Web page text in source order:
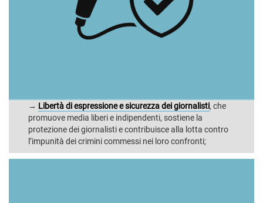
→ Libertà di espressione e sicurezza dei giornalisti, che
promuove media liberi e indipendenti, sostiene la
protezione dei giornalisti e contribuisce alla lotta contro
l’impunità dei crimini commessi nei loro confronti;